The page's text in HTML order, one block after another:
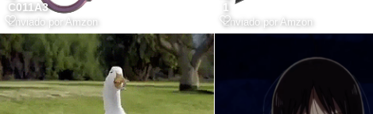
C011A3
Enviado por Amzon
1
Enviado por Amzon